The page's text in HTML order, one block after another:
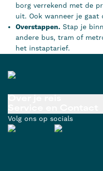
borg verrekend met de
uit. Ook wanneer je gaat
Overstappen. Stap je
andere bus, tram of
het instaptarief.
Volg ons op socials